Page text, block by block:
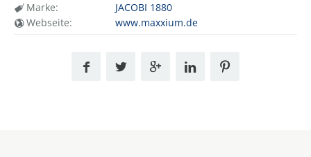
Marke:
JACOBI 1880
Webseite:
www.maxxium.de